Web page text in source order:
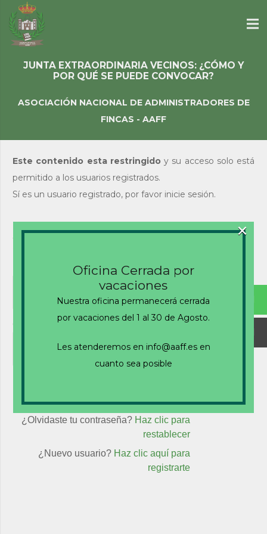
JUNTA EXTRAORDINARIA VECINOS: ¿CÓMO Y
POR QUÉ SE PUEDE CONVOCAR?
ASOCIACIÓN NACIONAL DE ADMINISTRADORES DE
FINCAS - AAFF
Este contenido esta restringido y su acceso solo está
permitido a los usuarios registrados.
Sí es un usuario registrado, por favor inicie sesión.
Acceso de usuarios
Nombre de usuario o correo electrónico
Contraseña
¿Olvidaste tu contraseña? Haz clic para
restablecer
¿Nuevo usuario? Haz clic aquí para
registrarte
Oficina Cerrada por
vacaciones
Nuestra oficina permanecerá cerrada
por vacaciones del 1 al 30 de Agosto.
Les atenderemos en info@aaff.es en
cuanto sea posible
×